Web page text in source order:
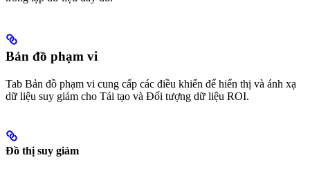
Bản đồ phạm vi
Tab Bản đồ phạm vi cung cấp các điều khiển để hiển thị và ánh xạ
dữ liệu suy giảm cho Tái tạo và Đối tượng dữ liệu ROI.
Đồ thị suy giảm